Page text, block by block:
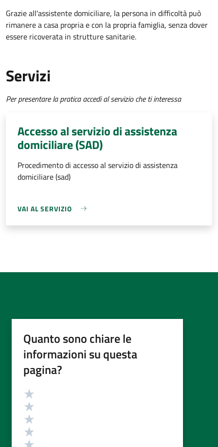
Grazie all'assistente domiciliare, la persona in difficoltà può
rimanere a casa propria e con la propria famiglia, senza dover
essere ricoverata in strutture sanitarie.
Servizi
Per presentare la pratica accedi al servizio che ti interessa
Accesso al servizio di assistenza
domiciliare (SAD)
Procedimento di accesso al servizio di assistenza
domiciliare (sad)
VAI AL SERVIZIO
Quanto sono chiare le
informazioni su questa
pagina?
Valutazione